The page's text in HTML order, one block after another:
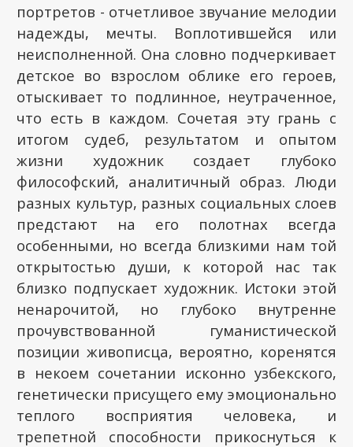
портретов - отчетливое звучание мелодии
надежды, мечты. Воплотившейся или
неисполненной. Она словно подчеркивает
детское во взрослом облике его героев,
отыскивает то подлинное, неутраченное,
что есть в каждом. Сочетая эту грань с
итогом судеб, результатом и опытом
жизни художник создает глубоко
философский, аналитичный образ. Люди
разных культур, разных социальных слоев
предстают на его полотнах всегда
особенными, но всегда близкими нам той
открытостью души, к которой нас так
близко подпускает художник. Истоки этой
ненарочитой, но глубоко внутренне
прочувствованной гуманистической
позиции живописца, вероятно, коренятся
в некоем сочетании исконно узбекского,
генетически присущего ему эмоционально
теплого восприятия человека, и
трепетной способности прикоснуться к